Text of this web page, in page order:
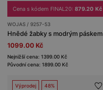
Cena s kódem FINAL20: 879.20 Kč
WOJAS / 9257-53
Hnědé žabky s modrým páskem
1099.00 Kč
Nejnižší cena: 1399.00 Kč
Původní cena: 1899.00 Kč
Výprodej 48%